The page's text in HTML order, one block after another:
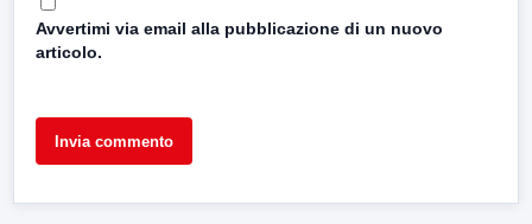
Avvertimi via email alla pubblicazione di un nuovo
articolo.